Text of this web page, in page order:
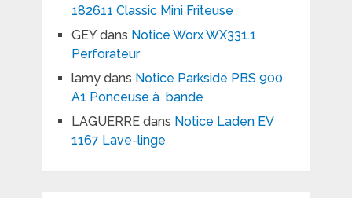
182611 Classic Mini Friteuse
GEYdans Notice Worx WX331.1
Perforateur
lamydans Notice Parkside PBS 900
A1 Ponceuse à bande
LAGUERREdans Notice Laden EV
1167 Lave-linge